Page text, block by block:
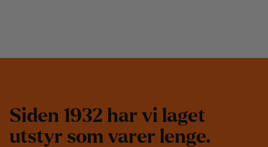
Siden 1932 har vi laget
utstyr som varer lenge.